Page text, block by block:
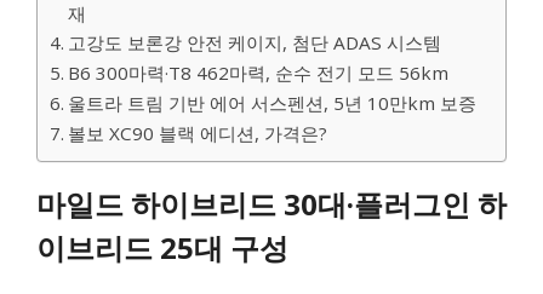
재
고강도 보론강 안전 케이지, 첨단 ADAS 시스템
B6 300마력·T8 462마력, 순수 전기 모드 56km
울트라 트림 기반 에어 서스펜션, 5년 10만km 보증
볼보 XC90 블랙 에디션, 가격은?
마일드 하이브리드 30대·플러그인 하
이브리드 25대 구성